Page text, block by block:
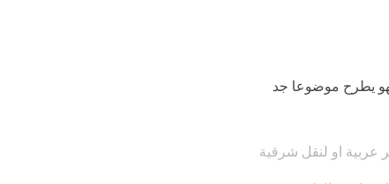
فهو يطرح موضوعا جد
او لنقل شرقية